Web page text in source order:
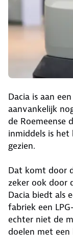
Dacia is aan
aanvankelijk
de Roemeense
inmiddels is
gezien.
Dat komt door
zeker ook door
Dacia biedt als
fabriek een
echter niet de
doelen met